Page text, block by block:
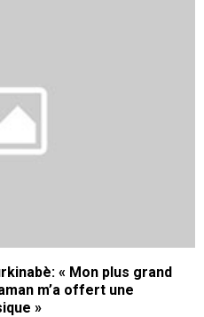
« Mon plus grand
m’a offert une
»